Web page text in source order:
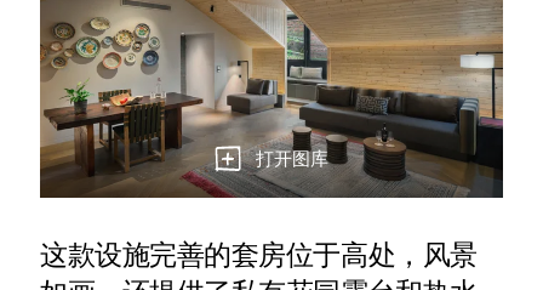
打开图库
这款设施完善的套房位于高处，风景